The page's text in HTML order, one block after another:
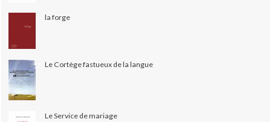
la forge
Le Cortège fastueux de la langue
Le Service de mariage